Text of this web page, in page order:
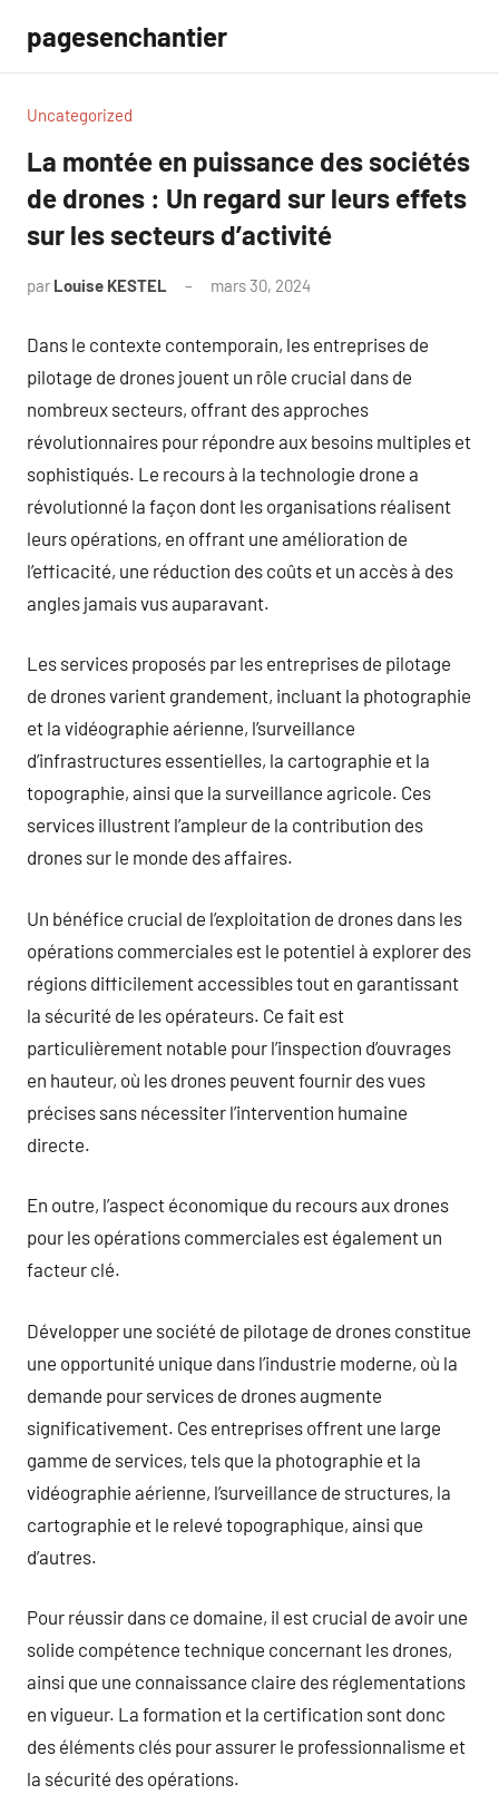
contenu
pagesenchantier
Uncategorized
La montée en puissance des sociétés
de drones : Un regard sur leurs effets
sur les secteurs d’activité
par Louise KESTEL mars 30, 2024
Dans le contexte contemporain, les entreprises de
pilotage de drones jouent un rôle crucial dans de
nombreux secteurs, offrant des approches
révolutionnaires pour répondre aux besoins multiples et
sophistiqués. Le recours à la technologie drone a
révolutionné la façon dont les organisations réalisent
leurs opérations, en offrant une amélioration de
l’efficacité, une réduction des coûts et un accès à des
angles jamais vus auparavant.
Les services proposés par les entreprises de pilotage
de drones varient grandement, incluant la photographie
et la vidéographie aérienne, l’surveillance
d’infrastructures essentielles, la cartographie et la
topographie, ainsi que la surveillance agricole. Ces
services illustrent l’ampleur de la contribution des
drones sur le monde des affaires.
Un bénéfice crucial de l’exploitation de drones dans les
opérations commerciales est le potentiel à explorer des
régions difficilement accessibles tout en garantissant
la sécurité de les opérateurs. Ce fait est
particulièrement notable pour l’inspection d’ouvrages
en hauteur, où les drones peuvent fournir des vues
précises sans nécessiter l’intervention humaine
directe.
En outre, l’aspect économique du recours aux drones
pour les opérations commerciales est également un
facteur clé.
Développer une société de pilotage de drones constitue
une opportunité unique dans l’industrie moderne, où la
demande pour services de drones augmente
significativement. Ces entreprises offrent une large
gamme de services, tels que la photographie et la
vidéographie aérienne, l’surveillance de structures, la
cartographie et le relevé topographique, ainsi que
d’autres.
Pour réussir dans ce domaine, il est crucial de avoir une
solide compétence technique concernant les drones,
ainsi que une connaissance claire des réglementations
en vigueur. La formation et la certification sont donc
des éléments clés pour assurer le professionnalisme et
la sécurité des opérations.